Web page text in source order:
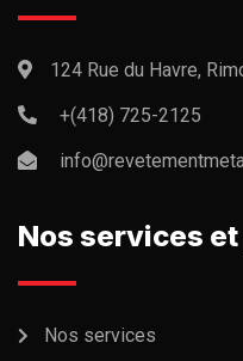
124 Rue du Havre,
+(418) 725-2125
Nos services
Nos services